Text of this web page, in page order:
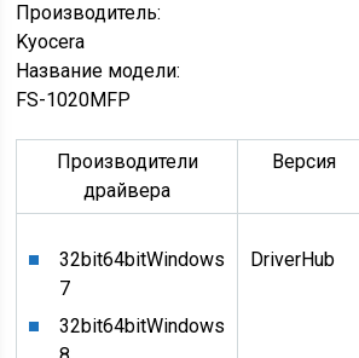
Производитель:
Kyocera
Название модели:
FS-1020MFP
Производители
драйвера
Версия
32bit64bitWindows
7
32bit64bitWindows
DriverHub